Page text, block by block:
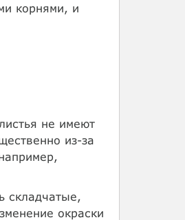
корнями, и
не имеют
из-за
складчатые,
окраски